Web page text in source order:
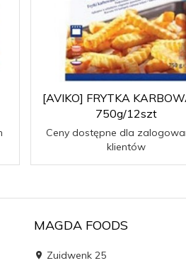
[AVIKO] FRYTKA
750g/12szt
Ceny dostępne dla
klientów
MAGDA FOODS
Zuidwenk 25